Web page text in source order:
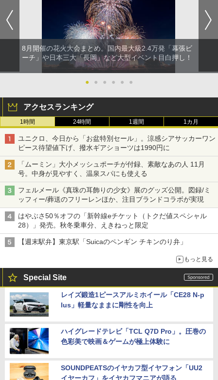
8月開催の花火大会まとめ。国内最大級2.4万発「幕張ビ
ーチ」や日本三大「長岡」など大型イベント目白押し！
● ● ● ● ● ●
アクセスランキング
1時間 24時間 1週間 1カ月
ユニクロ、今日から「お盆特別セール」。涼感シアサッカーワン
ピース待望値下げ、撥水ギアショーツは1990円に
「ムーミン」大小メッシュポーチが付録、素敵なあの人 11月
号。中身が見やすく、温泉スパにも使える
フェルメール《真珠の耳飾りの少女》展のグッズ公開。図録/ミ
ッフィー/葬送のフリーレンほか、注目ブランドコラボが実現
はやぶさ50％オフの「新幹線eチケット（トクだ値スペシャル
28）」発売。秋冬乗車分、えきねっと限定
【週末駅弁】東京駅「Suicaのペンギン チキンのり弁」
もっと見る
Special Site
レイズ鍛造1ピースアルミホイール「CE28 N-p
lus」軽量なままに剛性を向上
ハイグレードテレビ「TCL Q7D Pro」。圧巻の
色彩美で映画＆ゲームが極上体験に
SOUNDPEATSのイヤカフ型イヤフォン「UU2
イヤーカフ」をイヤカフマニアが語る